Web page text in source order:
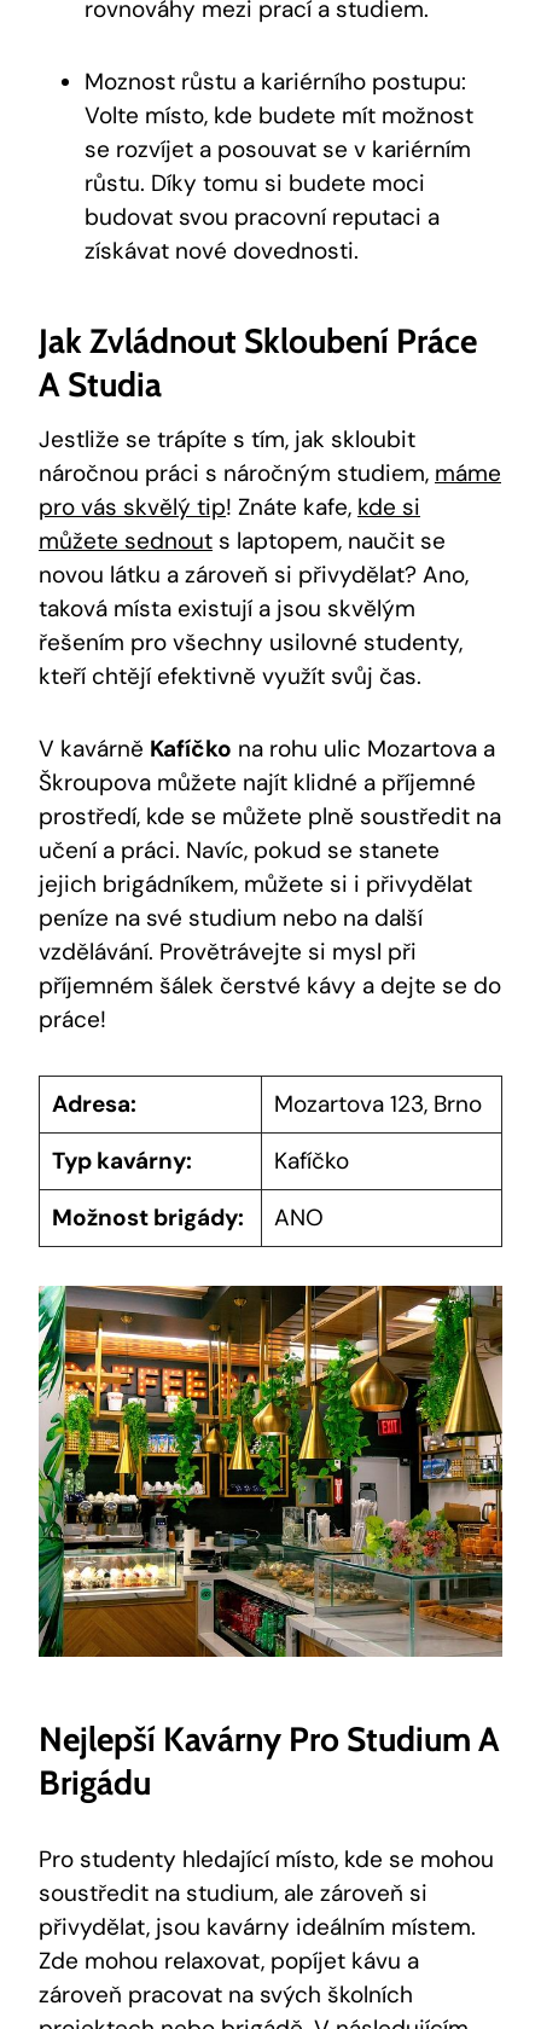
rovnováhy mezi prací a studiem.
Moznost růstu a kariérního postupu:
Volte místo, kde budete mít možnost
se rozvíjet a posouvat se v kariérním
růstu. Díky tomu si budete moci
budovat svou pracovní reputaci a
získávat nové dovednosti.
Jak Zvládnout Skloubení Práce
A Studia
Jestliže se trápíte s tím, jak skloubit
náročnou práci s náročným studiem, máme
pro vás skvělý tip! Znáte kafe, kde si
můžete sednout s laptopem, naučit se
novou látku a zároveň si přivydělat? Ano,
taková místa existují a jsou skvělým
řešením pro všechny usilovné studenty,
kteří chtějí efektivně využít svůj čas.
V kavárně Kafíčko na rohu ulic Mozartova a
Škroupova můžete najít klidné a příjemné
prostředí, kde se můžete plně soustředit na
učení a práci. Navíc, pokud se stanete
jejich brigádníkem, můžete si i přivydělat
peníze na své studium nebo na další
vzdělávání. Provětrávejte si mysl při
příjemném šálek čerstvé kávy a dejte se do
práce!
Adresa:
Mozartova 123, Brno
Typ kavárny:
Kafíčko
Možnost brigády:
ANO
Nejlepší Kavárny Pro Studium A
Brigádu
Pro studenty hledající místo, kde se mohou
soustředit na studium, ale zároveň si
přivydělat, jsou kavárny ideálním místem.
Zde mohou relaxovat, popíjet kávu a
zároveň pracovat na svých školních